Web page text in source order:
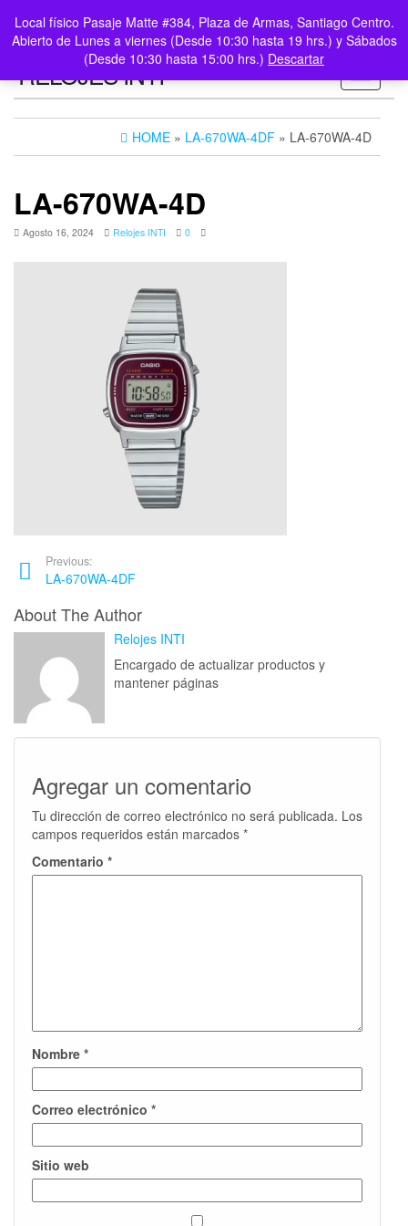
Local físico Pasaje Matte #384, Plaza de Armas, Santiago Centro.
Abierto de Lunes a viernes (Desde 10:30 hasta 19 hrs.) y Sábados
(Desde 10:30 hasta 15:00 hrs.) Descartar
LOGIN /
REGISTER
0
$0
Toggle
RELOJES INTI
HOME » LA-670WA-4DF » LA-670WA-4D
LA-670WA-4D
Agosto 16, 2024 Relojes INTI 0
Previous:
LA-670WA-4DF
About The Author
Relojes INTI
Encargado de actualizar productos y
mantener páginas
Agregar un comentario
Tu dirección de correo electrónico no será publicada. Los
campos requeridos están marcados *
Comentario *
Nombre *
Correo electrónico *
Sitio web